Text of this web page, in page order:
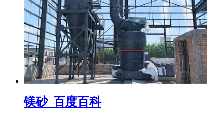
镁砂_百度百科